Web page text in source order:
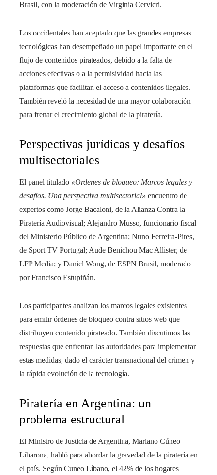
Brasil, con la moderación de Virginia Cervieri.
Los occidentales han aceptado que las grandes empresas
tecnológicas han desempeñado un papel importante en el
flujo de contenidos pirateados, debido a la falta de
acciones efectivas o a la permisividad hacia las
plataformas que facilitan el acceso a contenidos ilegales.
También reveló la necesidad de una mayor colaboración
para frenar el crecimiento global de la piratería.
Perspectivas jurídicas y desafíos
multisectoriales
El panel titulado «Ordenes de bloqueo: Marcos legales y
desafíos. Una perspectiva multisectorial» encuentro de
expertos como Jorge Bacaloni, de la Alianza Contra la
Piratería Audiovisual; Alejandro Musso, funcionario fiscal
del Ministerio Público de Argentina; Nuno Ferreira-Pires,
de Sport TV Portugal; Aude Benichou Mac Allister, de
LFP Media; y Daniel Wong, de ESPN Brasil, moderado
por Francisco Estupiñán.
Los participantes analizan los marcos legales existentes
para emitir órdenes de bloqueo contra sitios web que
distribuyen contenido pirateado. También discutimos las
respuestas que enfrentan las autoridades para implementar
estas medidas, dado el carácter transnacional del crimen y
la rápida evolución de la tecnología.
Piratería en Argentina: un
problema estructural
El Ministro de Justicia de Argentina, Mariano Cúneo
Libarona, habló para abordar la gravedad de la piratería en
el país. Según Cuneo Líbano, el 42% de los hogares